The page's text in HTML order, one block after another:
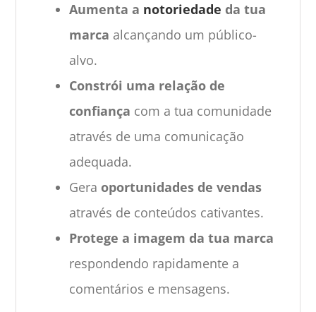
Aumenta a notoriedade da tua
marca alcançando um público-
alvo.
Constrói uma relação de
confiança com a tua comunidade
através de uma comunicação
adequada.
Gera oportunidades de vendas
através de conteúdos cativantes.
Protege a imagem da tua marca
respondendo rapidamente a
comentários e mensagens.